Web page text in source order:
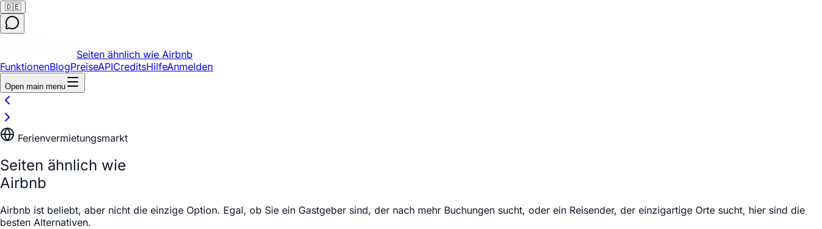
🇩🇪
Seiten ähnlich wie Airbnb
FunktionenBlogPreiseAPICreditsHilfeAnmelden
Open main menu
Ferienvermietungsmarkt
Seiten ähnlich wie
Airbnb
Airbnb ist beliebt, aber nicht die einzige Option. Egal, ob Sie ein Gastgeber sind, der nach mehr Buchungen sucht, oder ein Reisender, der einzigartige Orte sucht, hier sind die
besten Alternativen.